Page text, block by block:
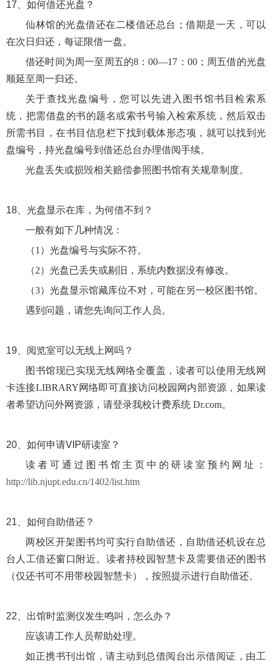
17、 如何借还光盘？
仙林馆的光盘借还在二楼借还总台；借期是一天，可以
在次日归还，每证限借一盘。
借还时间为周一至周五的8：00—17：00；周五借的光盘
顺延至周一归还。
关于查找光盘编号，您可以先进入图书馆书目检索系
统，把需借盘的书的题名或索书号输入检索系统，然后双击
所需书目，在书目信息栏下找到载体形态项，就可以找到光
盘编号，持光盘编号到借还总台办理借阅手续。
光盘丢失或损毁相关赔偿参照图书馆有关规章制度。
18、 光盘显示在库，为何借不到？
一般有如下几种情况：
（1）光盘编号与实际不符。
（2）光盘已丢失或剔旧，系统内数据没有修改。
（3）光盘显示馆藏库位不对，可能在另一校区图书馆。
遇到问题，请您先询问工作人员。
19、 阅览室可以无线上网吗？
图书馆现已实现无线网络全覆盖，读者可以使用无线网
卡连接LIBRARY网络即可直接访问校园网内部资源，如果读
者希望访问外网资源，请登录我校计费系统 Dr.com。
20、 如何申请VIP研读室？
读者可通过图书馆主页中的研读室预约网址：
http://lib.njupt.edu.cn/1402/list.htm
21、 如何自助借还？
两校区开架图书均可实行自助借还，自助借还机设在总
台人工借还窗口附近。读者持校园智慧卡及需要借还的图书
（仅还书可不用带校园智慧卡），按照提示进行自助借还。
22、 出馆时监测仪发生鸣叫，怎么办？
应该请工作人员帮助处理。
如正携书刊出馆，请主动到总借阅台出示借阅证，由工